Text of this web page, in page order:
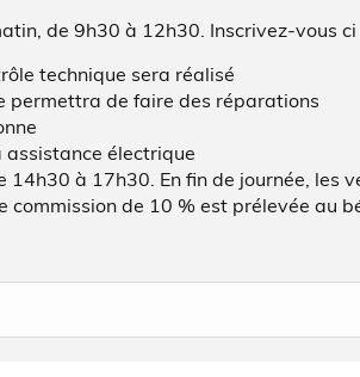
de 9h30 à 12h30. Inscrivez-vous ci
technique sera réalisé
permettra de faire des réparations
assistance électrique
14h30 à 17h30. En fin de journée, les
commission de 10 % est prélevée au